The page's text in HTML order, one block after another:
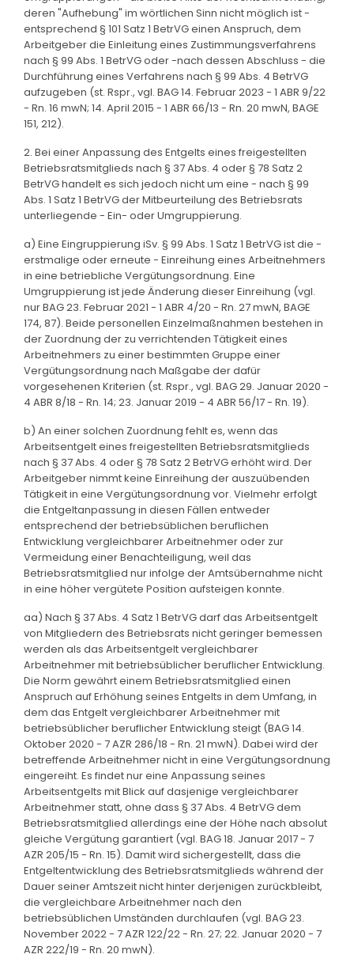
deren "Aufhebung" im wörtlichen Sinn nicht möglich ist -
entsprechend § 101 Satz 1 BetrVG einen Anspruch, dem
Arbeitgeber die Einleitung eines Zustimmungsverfahrens
nach § 99 Abs. 1 BetrVG oder -nach dessen Abschluss - die
Durchführung eines Verfahrens nach § 99 Abs. 4 BetrVG
aufzugeben (st. Rspr., vgl. BAG 14. Februar 2023 - 1 ABR 9/22
- Rn. 16 mwN; 14. April 2015 - 1 ABR 66/13 - Rn. 20 mwN, BAGE
151, 212).
2. Bei einer Anpassung des Entgelts eines freigestellten
Betriebsratsmitglieds nach § 37 Abs. 4 oder § 78 Satz 2
BetrVG handelt es sich jedoch nicht um eine - nach § 99
Abs. 1 Satz 1 BetrVG der Mitbeurteilung des Betriebsrats
unterliegende - Ein- oder Umgruppierung.
a) Eine Eingruppierung iSv. § 99 Abs. 1 Satz 1 BetrVG ist die -
erstmalige oder erneute - Einreihung eines Arbeitnehmers
in eine betriebliche Vergütungsordnung. Eine
Umgruppierung ist jede Änderung dieser Einreihung (vgl.
nur BAG 23. Februar 2021 - 1 ABR 4/20 - Rn. 27 mwN, BAGE
174, 87). Beide personellen Einzelmaßnahmen bestehen in
der Zuordnung der zu verrichtenden Tätigkeit eines
Arbeitnehmers zu einer bestimmten Gruppe einer
Vergütungsordnung nach Maßgabe der dafür
vorgesehenen Kriterien (st. Rspr., vgl. BAG 29. Januar 2020 -
4 ABR 8/18 - Rn. 14; 23. Januar 2019 - 4 ABR 56/17 - Rn. 19).
b) An einer solchen Zuordnung fehlt es, wenn das
Arbeitsentgelt eines freigestellten Betriebsratsmitglieds
nach § 37 Abs. 4 oder § 78 Satz 2 BetrVG erhöht wird. Der
Arbeitgeber nimmt keine Einreihung der auszuübenden
Tätigkeit in eine Vergütungsordnung vor. Vielmehr erfolgt
die Entgeltanpassung in diesen Fällen entweder
entsprechend der betriebsüblichen beruflichen
Entwicklung vergleichbarer Arbeitnehmer oder zur
Vermeidung einer Benachteiligung, weil das
Betriebsratsmitglied nur infolge der Amtsübernahme nicht
in eine höher vergütete Position aufsteigen konnte.
aa) Nach § 37 Abs. 4 Satz 1 BetrVG darf das Arbeitsentgelt
von Mitgliedern des Betriebsrats nicht geringer bemessen
werden als das Arbeitsentgelt vergleichbarer
Arbeitnehmer mit betriebsüblicher beruflicher Entwicklung.
Die Norm gewährt einem Betriebsratsmitglied einen
Anspruch auf Erhöhung seines Entgelts in dem Umfang, in
dem das Entgelt vergleichbarer Arbeitnehmer mit
betriebsüblicher beruflicher Entwicklung steigt (BAG 14.
Oktober 2020 - 7 AZR 286/18 - Rn. 21 mwN). Dabei wird der
betreffende Arbeitnehmer nicht in eine Vergütungsordnung
eingereiht. Es findet nur eine Anpassung seines
Arbeitsentgelts mit Blick auf dasjenige vergleichbarer
Arbeitnehmer statt, ohne dass § 37 Abs. 4 BetrVG dem
Betriebsratsmitglied allerdings eine der Höhe nach absolut
gleiche Vergütung garantiert (vgl. BAG 18. Januar 2017 - 7
AZR 205/15 - Rn. 15). Damit wird sichergestellt, dass die
Entgeltentwicklung des Betriebsratsmitglieds während der
Dauer seiner Amtszeit nicht hinter derjenigen zurückbleibt,
die vergleichbare Arbeitnehmer nach den
betriebsüblichen Umständen durchlaufen (vgl. BAG 23.
November 2022 - 7 AZR 122/22 - Rn. 27; 22. Januar 2020 - 7
AZR 222/19 - Rn. 20 mwN).